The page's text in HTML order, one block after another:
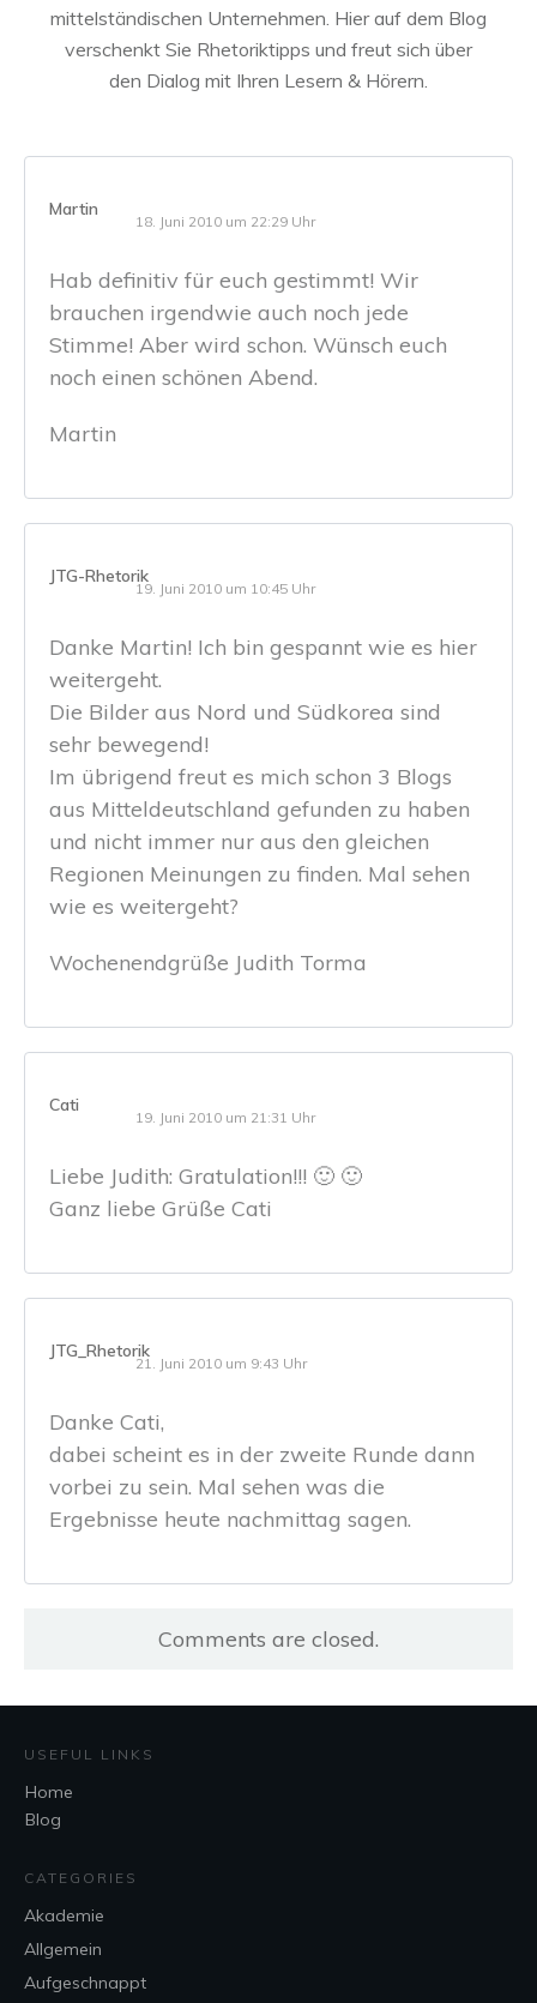
mittelständischen Unternehmen. Hier auf dem Blog
verschenkt Sie Rhetoriktipps und freut sich über
den Dialog mit Ihren Lesern & Hörern.
Martin
18. Juni 2010 um 22:29 Uhr
Hab definitiv für euch gestimmt! Wir
brauchen irgendwie auch noch jede
Stimme! Aber wird schon. Wünsch euch
noch einen schönen Abend.
Martin
JTG-Rhetorik
19. Juni 2010 um 10:45 Uhr
Danke Martin! Ich bin gespannt wie es hier
weitergeht.
Die Bilder aus Nord und Südkorea sind
sehr bewegend!
Im übrigend freut es mich schon 3 Blogs
aus Mitteldeutschland gefunden zu haben
und nicht immer nur aus den gleichen
Regionen Meinungen zu finden. Mal sehen
wie es weitergeht?
Wochenendgrüße Judith Torma
Cati
19. Juni 2010 um 21:31 Uhr
Liebe Judith: Gratulation!!! 🙂 🙂
Ganz liebe Grüße Cati
JTG_Rhetorik
21. Juni 2010 um 9:43 Uhr
Danke Cati,
dabei scheint es in der zweite Runde dann
vorbei zu sein. Mal sehen was die
Ergebnisse heute nachmittag sagen.
Comments are closed.
USEFUL LINKS
Home
Blog
CATEGORIES
Akademie
Allgemein
Aufgeschnappt